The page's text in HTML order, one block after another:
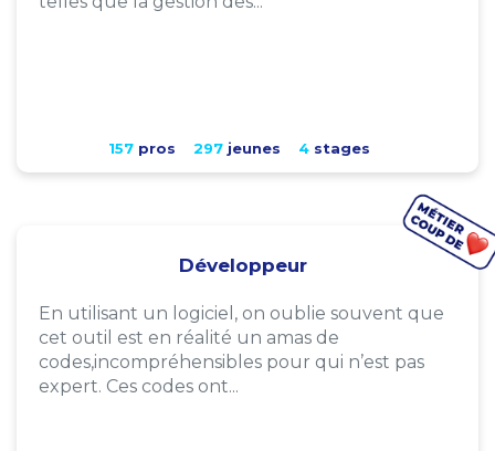
157pros 297jeunes 4stages
Développeur
En utilisant un logiciel, on oublie souvent que
cet outil est en réalité un amas de
codes,incompréhensibles pour qui n’est pas
expert. Ces codes ont...